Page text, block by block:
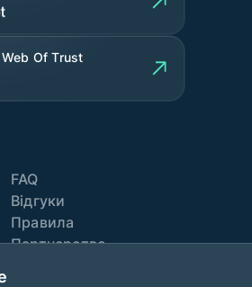
Of Trust
FAQ
Відгуки
Правила
Партнерство